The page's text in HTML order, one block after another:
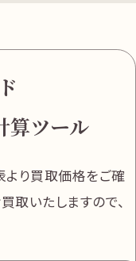
算ツール
より買取価格をご確
取いたしますので、